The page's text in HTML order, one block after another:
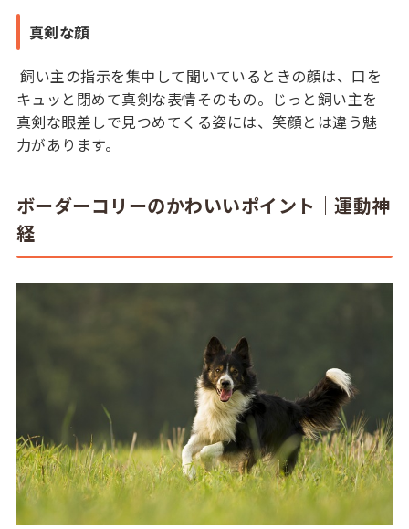
真剣な顔
飼い主の指示を集中して聞いているときの顔は、口を
キュッと閉めて真剣な表情そのもの。じっと飼い主を
真剣な眼差しで見つめてくる姿には、笑顔とは違う魅
力があります。
ボーダーコリーのかわいいポイント｜運動神
経